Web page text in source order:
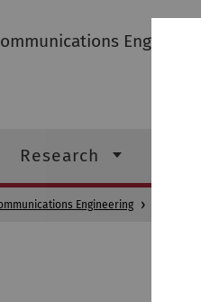
Research
Engineering